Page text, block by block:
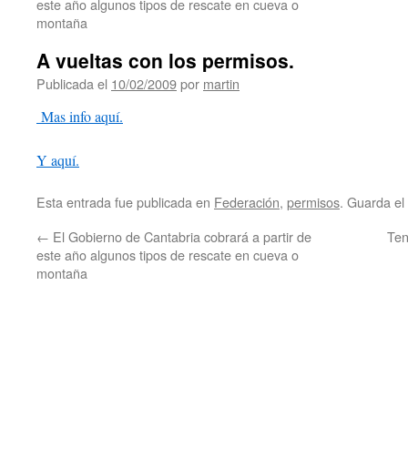
este año algunos tipos de rescate en cueva o
montaña
A vueltas con los permisos.
Publicada el 10/02/2009por martin
Mas info aquí.
Y aquí.
Esta entrada fue publicada en Federación, permisos. Guarda el
← El Gobierno de Cantabria cobrará a partir de
este año algunos tipos de rescate en cueva o
montaña